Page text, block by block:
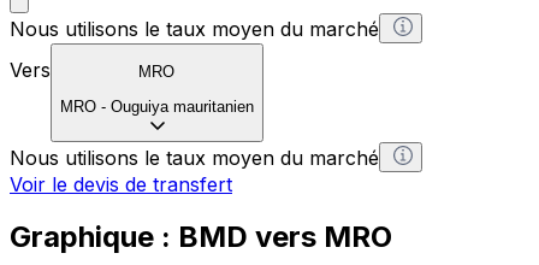
Nous utilisons le taux moyen du marché
Vers
MRO
MRO - Ouguiya mauritanien
Nous utilisons le taux moyen du marché
Voir le devis de transfert
Graphique : BMD vers MRO